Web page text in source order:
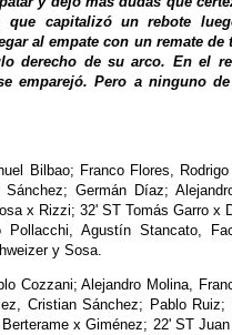
que capitalizó un rebote
al empate con un remate
derecho de su arco. En el
emparejó. Pero a ninguno
Bilbao; Franco Flores,
Germán Díaz;
x Rizzi; 32' ST Tomás Garro
Pollacchi, Agustín Stancato,
y Sosa.
Cozzani; Alejandro Molina,
Cristian Sánchez; Pablo
x Giménez; 22' ST